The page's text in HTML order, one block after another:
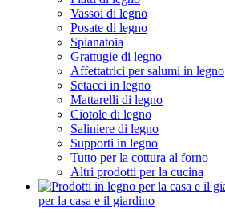
Vassoi di legno
Posate di legno
Spianatoia
Grattugie di legno
Affettatrici per salumi in legno
Setacci in legno
Mattarelli di legno
Ciotole di legno
Saliniere di legno
Supporti in legno
Tutto per la cottura al forno
Altri prodotti per la cucina
per la casa e il giardino